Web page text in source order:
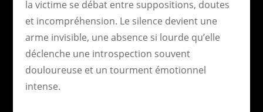
la victime se débat entre suppositions, doutes
et incompréhension. Le silence devient une
arme invisible, une absence si lourde qu’elle
déclenche une introspection souvent
douloureuse et un tourment émotionnel
intense.